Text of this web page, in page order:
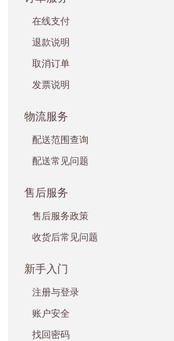
在线支付
退款说明
取消订单
发票说明
物流服务
配送范围查询
配送常见问题
售后服务
售后服务政策
收货后常见问题
新手入门
注册与登录
账户安全
找回密码